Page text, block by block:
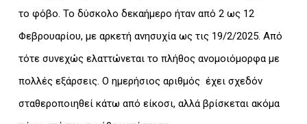
το φόβο. Το δύσκολο δεκαήμερο ήταν από 2 ως 12
Φεβρουαρίου, με αρκετή ανησυχία ως τις 19/2/2025. Από
τότε συνεχώς ελαττώνεται το πλήθος ανομοιόμορφα με
πολλές εξάρσεις. Ο ημερήσιος αριθμός έχει σχεδόν
σταθεροποιηθεί κάτω από είκοσι, αλλά βρίσκεται ακόμα